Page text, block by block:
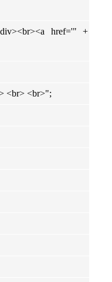
href='" +
<br> <br>";